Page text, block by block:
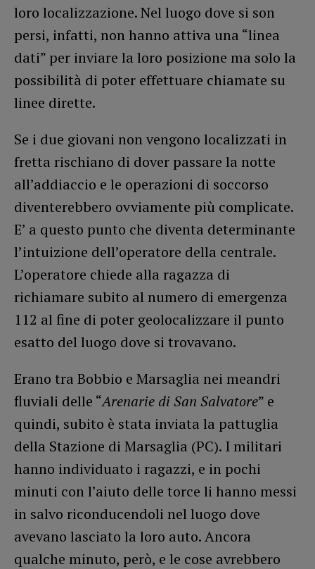
loro localizzazione. Nel luogo dove si son
persi, infatti, non hanno attiva una “linea
dati” per inviare la loro posizione ma solo la
possibilità di poter effettuare chiamate su
linee dirette.
Se i due giovani non vengono localizzati in
fretta rischiano di dover passare la notte
all’addiaccio e le operazioni di soccorso
diventerebbero ovviamente più complicate.
E’ a questo punto che diventa determinante
l’intuizione dell’operatore della centrale.
L’operatore chiede alla ragazza di
richiamare subito al numero di emergenza
112 al fine di poter geolocalizzare il punto
esatto del luogo dove si trovavano.
Erano tra Bobbio e Marsaglia nei meandri
fluviali delle “Arenarie di San Salvatore” e
quindi, subito è stata inviata la pattuglia
della Stazione di Marsaglia (PC). I militari
hanno individuato i ragazzi, e in pochi
minuti con l’aiuto delle torce li hanno messi
in salvo riconducendoli nel luogo dove
avevano lasciato la loro auto. Ancora
qualche minuto, però, e le cose avrebbero